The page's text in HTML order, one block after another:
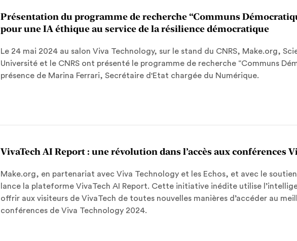
Présentation du programme de recherche “Communs
pour une IA éthique au service de la résilience démocratique
Le 24 mai 2024 au salon Viva Technology, sur le stand du CNRS, Make.org,
Université et le CNRS ont présenté le programme de recherche “Communs
présence de Marina Ferrari, Secrétaire d'Etat chargée du Numérique.
VivaTech AI Report : une révolution dans l’accès aux conférences
Make.org, en partenariat avec Viva Technology et les Echos, et avec le soutien
lance la plateforme VivaTech AI Report. Cette initiative inédite utilise
offrir aux visiteurs de VivaTech de toutes nouvelles manières d’accéder au
conférences de Viva Technology 2024.